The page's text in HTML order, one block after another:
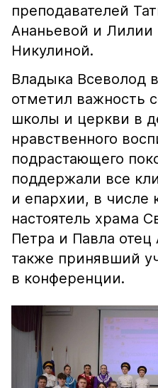
преподавателей
Ананьевой и
Никулиной.
Владыка Всеволод
отметил важность
школы и церкви в
нравственного
подрастающего
поддержали все
и епархии, в числе
настоятель храма
Петра и Павла
также принявший
в конференции.